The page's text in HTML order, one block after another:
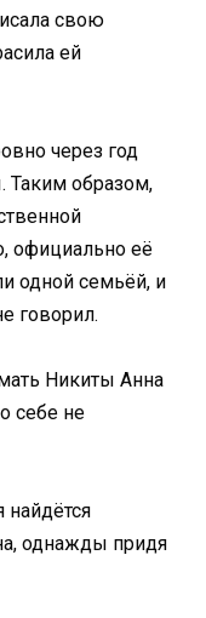
свою
ей
через год
Таким образом,
официально её
одной семьёй, и
говорил.
Никиты Анна
себе не
однажды придя